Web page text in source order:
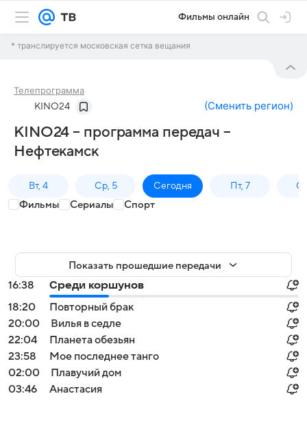
Фильмы онлайн
* транслируется московская сетка вещания
Телепрограмма
KINO24 (Сменить регион)
KINO24 – программа передач –
Нефтекамск
Вт, 4 Ср, 5 Сегодня Пт, 7
Фильмы Сериалы Спорт
Показать прошедшие передачи
16:38
Среди коршунов
18:20
Повторный брак
20:00
Вилья в седле
22:04
Планета обезьян
23:58
Мое последнее танго
02:00
Плавучий дом
03:46
Анастасия